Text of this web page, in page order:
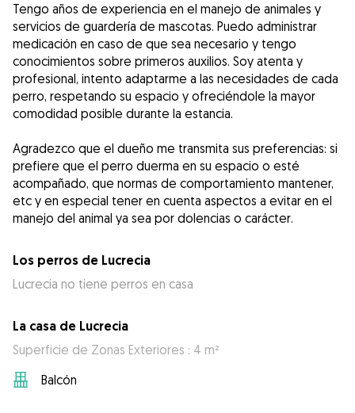
Tengo años de experiencia en el manejo de animales y
servicios de guardería de mascotas. Puedo administrar
medicación en caso de que sea necesario y tengo
conocimientos sobre primeros auxilios. Soy atenta y
profesional, intento adaptarme a las necesidades de cada
perro, respetando su espacio y ofreciéndole la mayor
comodidad posible durante la estancia.
Agradezco que el dueño me transmita sus preferencias: si
prefiere que el perro duerma en su espacio o esté
acompañado, que normas de comportamiento mantener,
etc y en especial tener en cuenta aspectos a evitar en el
manejo del animal ya sea por dolencias o carácter.
Los perros de Lucrecia
Lucrecia no tiene perros en casa
La casa de Lucrecia
Superficie de Zonas Exteriores : 4 m²
Balcón